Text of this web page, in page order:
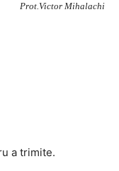
Prot.Victor Mihalachi
a trimite.